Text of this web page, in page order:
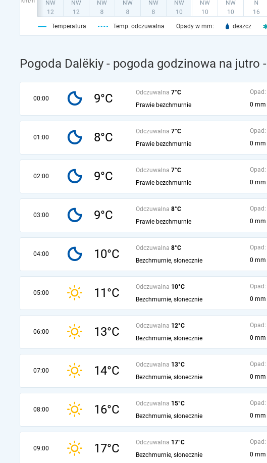
Temperatura Temp. odczuwalna Opady w mm: deszcz
Pogoda Dalëkiy - pogoda godzinowa na jutro
00:00 9°C Odczuwalna 7°C
Prawie bezchmurnie
Opad:
0 mm
01:00 8°C Odczuwalna 7°C
Prawie bezchmurnie
Opad:
0 mm
02:00 9°C Odczuwalna 7°C
Prawie bezchmurnie
Opad:
0 mm
03:00 9°C Odczuwalna 8°C
Prawie bezchmurnie
Opad:
0 mm
04:00 10°C Odczuwalna 8°C
Bezchmurnie, słonecznie
Opad:
0 mm
05:00 11°C Odczuwalna 10°C
Bezchmurnie, słonecznie
Opad:
0 mm
06:00 13°C Odczuwalna 12°C
Bezchmurnie, słonecznie
Opad:
0 mm
07:00 14°C Odczuwalna 13°C
Bezchmurnie, słonecznie
Opad:
0 mm
08:00 16°C Odczuwalna 15°C
Bezchmurnie, słonecznie
Opad:
0 mm
09:00 17°C Odczuwalna 17°C
Bezchmurnie, słonecznie
Opad:
0 mm